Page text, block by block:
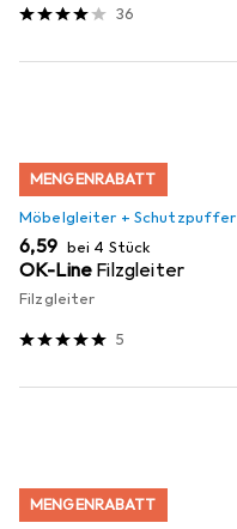
36
MENGENRABATT
Möbelgleiter + Schutzpuffer
EUR
6,59 bei 4 Stück
OK-Line Filzgleiter
Filzgleiter
5
MENGENRABATT